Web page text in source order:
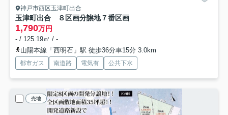
神戸市西区玉津町出合
玉津町出合 ８区画分譲地７番区画
1,790万円
- / 125.19㎡ / -
山陽本線「西明石」駅 徒歩36分車15分 3.0km
都市ガス 南道路 電気有 公共下水
売地